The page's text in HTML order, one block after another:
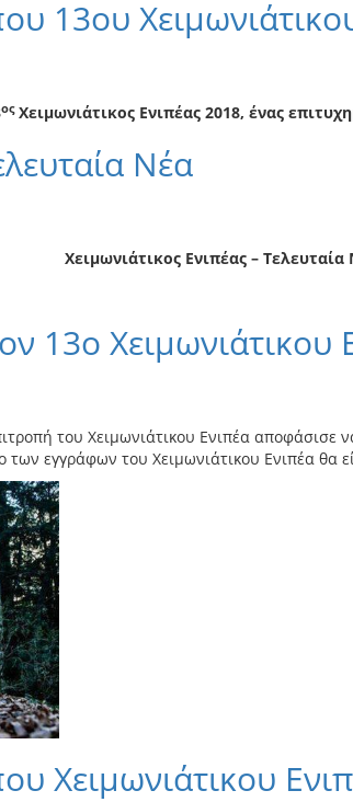
13ου
οςΧειμωνιάτικος Ενιπέας 2018, ένας
Νέα
Χειμωνιάτικος Ενιπέας – Τελευταία
13ο Χειμωνιάτικου
του Χειμωνιάτικου Ενιπέα αποφάσισε
των εγγράφων του Χειμωνιάτικου Ενιπέα
Χειμωνιάτικου